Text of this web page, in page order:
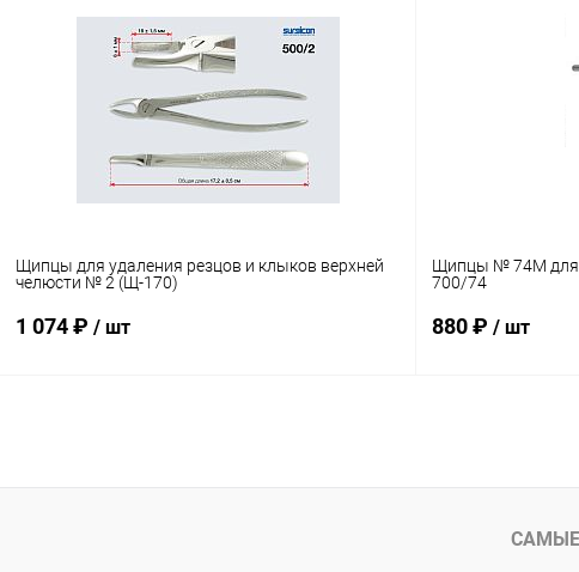
Купить в 1 клик
В избранное
Щипцы для удаления резцов и клыков верхней
челюсти № 2 (Щ-170)
1 074 ₽ / шт
Купить в 1 клик Сравнение
Щипцы № 74M для
700/74
880 ₽ / шт
Купить в 1 клик
В избранное